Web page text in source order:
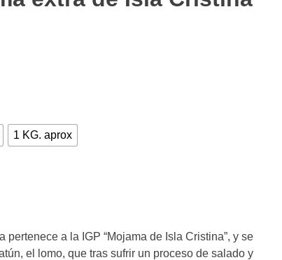
1 KG. aprox
pertenece a la IGP “Mojama de Isla Cristina”, y se
el lomo, que tras sufrir un proceso de salado y